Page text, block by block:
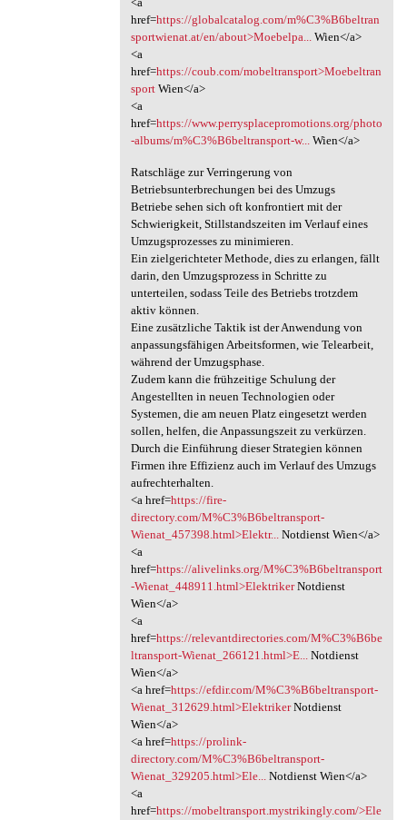
href=https://globalcatalog.com/m%C3%B6beltran
sportwienat.at/en/about>Moebelpa...Wien</a>
<a
href=https://coub.com/mobeltransport>Moebeltran
sportWien</a>
<a
href=https://www.perrysplacepromotions.org/photo
-albums/m%C3%B6beltransport-w...Wien</a>
Ratschläge zur Verringerung von
Betriebsunterbrechungen bei des Umzugs
Betriebe sehen sich oft konfrontiert mit der
Schwierigkeit, Stillstandszeiten im Verlauf eines
Umzugsprozesses zu minimieren.
Ein zielgerichteter Methode, dies zu erlangen, fällt
darin, den Umzugsprozess in Schritte zu
unterteilen, sodass Teile des Betriebs trotzdem
aktiv können.
Eine zusätzliche Taktik ist der Anwendung von
anpassungsfähigen Arbeitsformen, wie Telearbeit,
während der Umzugsphase.
Zudem kann die frühzeitige Schulung der
Angestellten in neuen Technologien oder
Systemen, die am neuen Platz eingesetzt werden
sollen, helfen, die Anpassungszeit zu verkürzen.
Durch die Einführung dieser Strategien können
Firmen ihre Effizienz auch im Verlauf des Umzugs
aufrechterhalten.
<a href=https://fire-
directory.com/M%C3%B6beltransport-
Wienat_457398.html>Elektr...Notdienst Wien</a>
<a
href=https://alivelinks.org/M%C3%B6beltransport
-Wienat_448911.html>ElektrikerNotdienst
Wien</a>
<a
href=https://relevantdirectories.com/M%C3%B6be
ltransport-Wienat_266121.html>E...Notdienst
Wien</a>
<a href=https://efdir.com/M%C3%B6beltransport-
Wienat_312629.html>ElektrikerNotdienst
Wien</a>
<a href=https://prolink-
directory.com/M%C3%B6beltransport-
Wienat_329205.html>Ele...Notdienst Wien</a>
<a
href=https://mobeltransport.mystrikingly.com/>Ele